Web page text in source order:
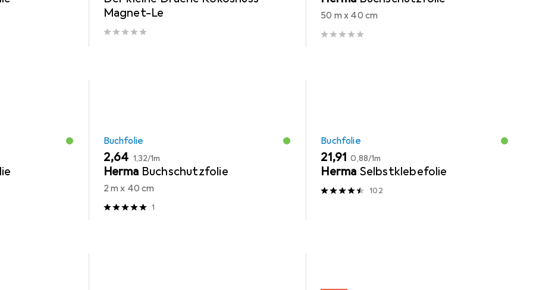
Magnet-Le
50 m x 40 cm
Buchfolie
EUR
2,64 EUR
1,32/1m
Herma Buchschutzfolie
2 m x 40 cm
1
Buchfolie
EUR
21,91 EUR
0,88/1m
Herma Selbstklebefolie
102